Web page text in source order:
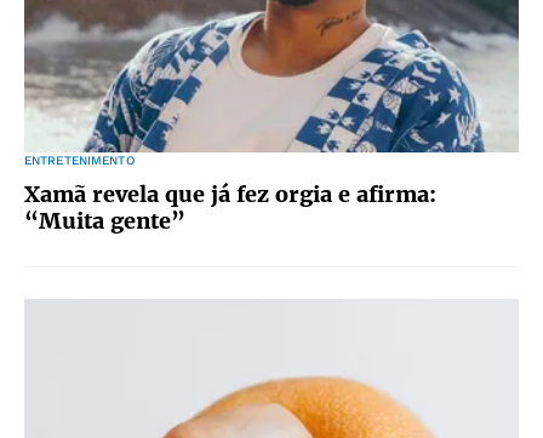
ENTRETENIMENTO
Xamã revela que já fez orgia e afirma:
“Muita gente”